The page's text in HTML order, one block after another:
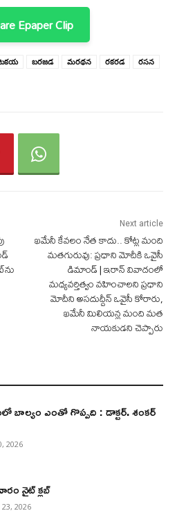
Epaper Clip
బరజడ మరథన రకరడ
రసన
Next article
ఖమేనీ కేవలం నేత కాదు.. కోట్ల మంది
మతగురువు: ప్రధాని మోదీకి ఒవైసీ
డిమాండ్ | ఇరాన్ వివాదంలో
మధ్యవర్తిత్వం వహించాలని ప్రధాని
మోదీని అసదుద్దీన్ ఒవైసీ కోరారు,
ఖమేనీ మిలియన్ల మంది మత
నాయకుడని చెప్పారు
బాల్యం ఎంతో గొప్పది : డాక్టర్. శంకర్
2026
నైట్ క్లబ్
2026